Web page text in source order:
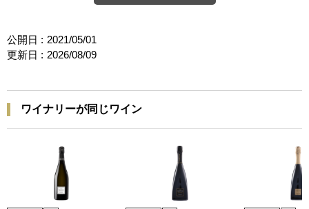
公開日 : 2021/05/01
更新日 : 2026/08/09
ワイナリーが同じワイン